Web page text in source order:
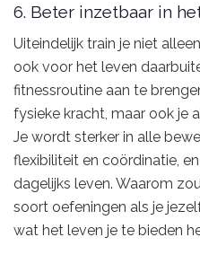
6. Beter inzetbaar in
Uiteindelijk train je niet
ook voor het leven
fitnessroutine aan te
fysieke kracht, maar ook je
Je wordt sterker in alle
flexibiliteit en coördinatie,
dagelijks leven. Waarom
soort oefeningen als je
wat het leven je te bieden